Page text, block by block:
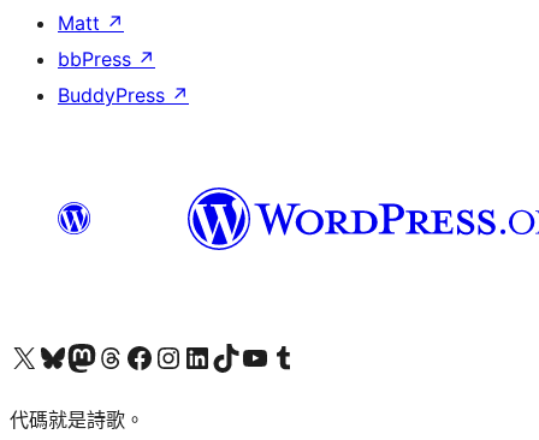
Matt ↗
bbPress ↗
BuddyPress ↗
Visit our X (formerly Twitter) account
Visit our Bluesky account
Visit our Mastodon account
Visit our Threads account
訪問我們的 Facebook 專頁Visit our Instagram account
Visit our LinkedIn account
Visit our TikTok account
Visit our YouTube channel
Visit our Tumblr account
代碼就是詩歌。